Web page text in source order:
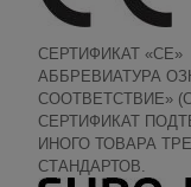
СЕРТИФИКАТ «СЕ»
АББРЕВИАТУРА
СООТВЕТСТВИЕ»
СЕРТИФИКАТ
ИНОГО ТОВАРА
СТАНДАРТОВ.